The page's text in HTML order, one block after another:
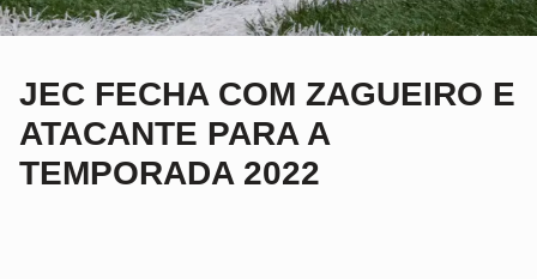
JEC FECHA COM ZAGUEIRO E
ATACANTE PARA A
TEMPORADA 2022